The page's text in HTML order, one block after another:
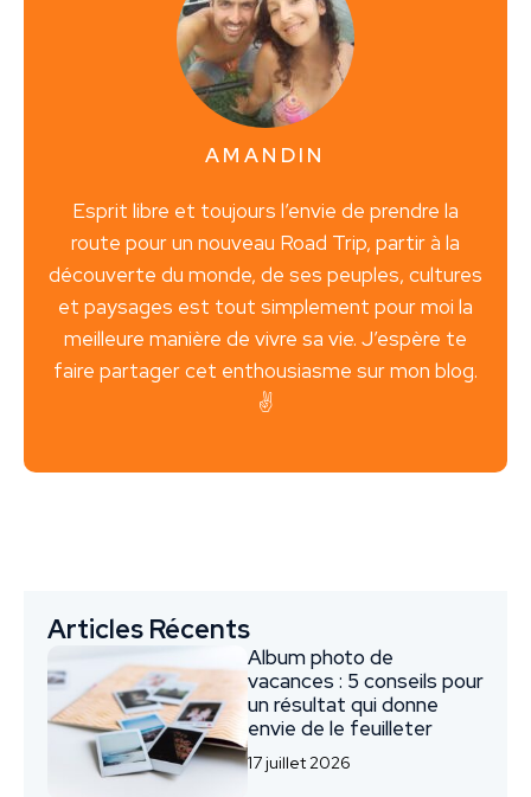
AMANDIN
Esprit libre et toujours l’envie de prendre la
route pour un nouveau Road Trip, partir à la
découverte du monde, de ses peuples, cultures
et paysages est tout simplement pour moi la
meilleure manière de vivre sa vie. J’espère te
faire partager cet enthousiasme sur mon blog.
✌️
Articles Récents
Album photo de
vacances : 5 conseils pour
un résultat qui donne
envie de le feuilleter
17 juillet 2026